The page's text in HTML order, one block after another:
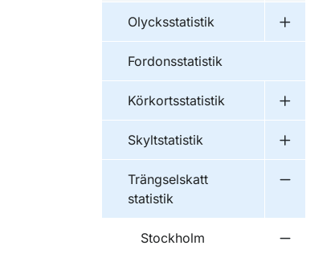
Olycksstatistik
Fordonsstatistik
Körkortsstatistik
Skyltstatistik
Trängselskatt
statistik
Stockholm